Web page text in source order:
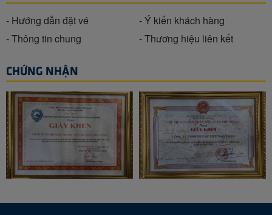
- Hướng dẫn đặt vé
- Ý kiến khách hàng
- Thông tin chung
- Thương hiệu liên kết
CHỨNG NHẬN